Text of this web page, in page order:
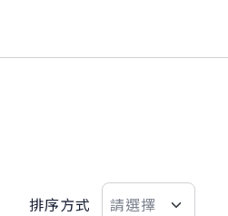
排序方式